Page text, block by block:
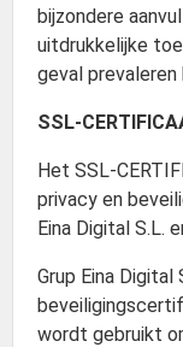
bijzondere
uitdrukkelijke
geval prevaleren
SSL-
Het SSL-
privacy en
Eina Digital S.L.
Grup Eina
wordt gebruikt